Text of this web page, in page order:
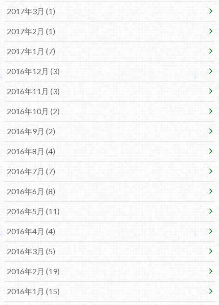
2017年3月 (1)
2017年2月 (1)
2017年1月 (7)
2016年12月 (3)
2016年11月 (3)
2016年10月 (2)
2016年9月 (2)
2016年8月 (4)
2016年7月 (7)
2016年6月 (8)
2016年5月 (11)
2016年4月 (4)
2016年3月 (5)
2016年2月 (19)
2016年1月 (15)